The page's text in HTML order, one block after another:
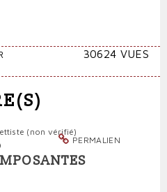
30624 VUES
PERMALIEN
(non vérifié)